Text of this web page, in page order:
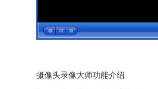
摄像头录像大师功能介绍